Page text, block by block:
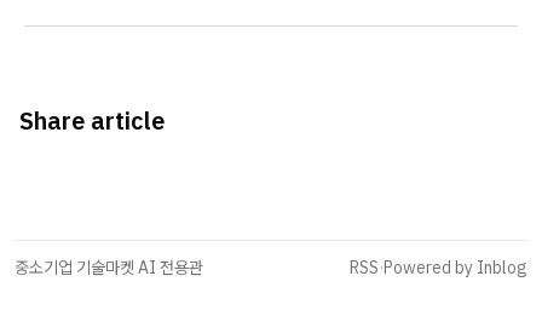
Share article
중소기업 기술마켓 AI 전용관 RSS·Powered by Inblog